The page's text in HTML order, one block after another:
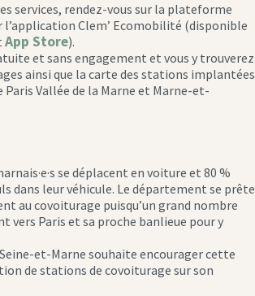
services, rendez-vous sur la plateforme
l’application Clem’ Ecomobilité (disponible
App Store).
et sans engagement et vous y trouverez
ainsi que la carte des stations implantées
Vallée de la Marne et Marne-et-
se déplacent en voiture et 80 %
dans leur véhicule. Le département se prête
au covoiturage puisqu’un grand nombre
vers Paris et sa proche banlieue pour y
et-Marne souhaite encourager cette
de stations de covoiturage sur son